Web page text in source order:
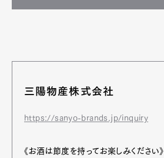
三陽物産株式会社
https://sanyo-brands.jp/inquiry
《お酒は節度を持ってお楽しみください》